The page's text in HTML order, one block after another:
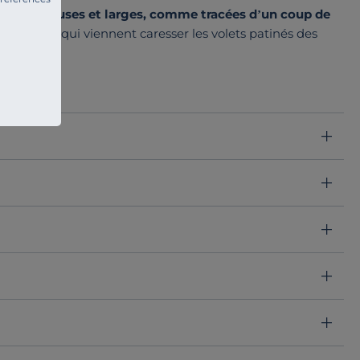
généreuses et larges, comme tracées d’un coup de
salés qui viennent caresser les volets patinés des
housse de couette pour lit double et de deux taies
accents marins.